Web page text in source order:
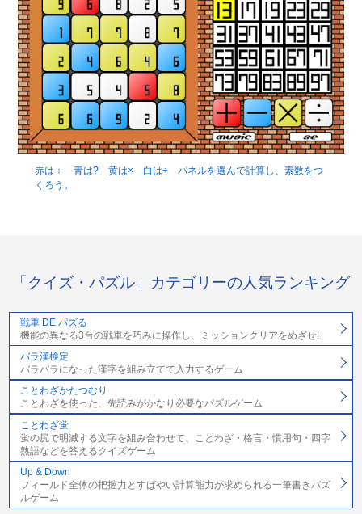
赤は＋ 青は? 黄は× 白は÷ パネルを選んで計算し、素数をつ
くろう。
「クイズ・パズル」カテゴリーの人気ランキング
戦車 DE パズる
機能の異なる3台の戦車を巧みに操作し、ミッションクリアをめざせ!
バラ漢検定
バラバラになった漢字を組み立てて入力するゲーム
ことわざかたつむり
ことわざを使った、先読みがかなり必要なパズルゲーム
ことわざ蛍
蛍の尻で明滅する文字を組み合わせて、ことわざ・格言・慣用句・四字
熟語などを答えるクイズゲーム
Up & Down
フィールド全体の把握力とすばやい計算能力が求められる一筆書きパズ
ルゲーム